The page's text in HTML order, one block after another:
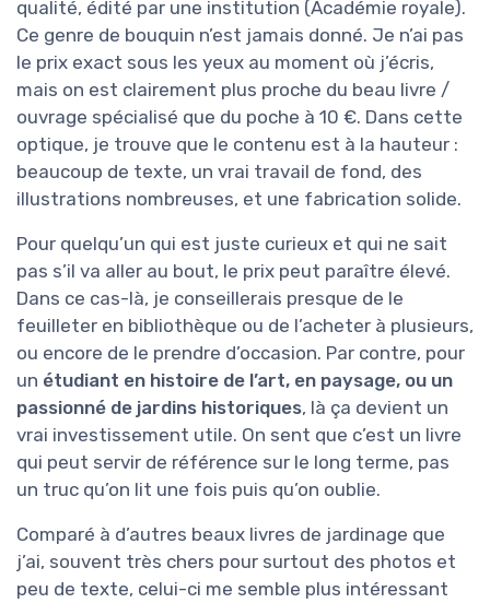
qualité, édité par une institution (Académie royale).
Ce genre de bouquin n’est jamais donné. Je n’ai pas
le prix exact sous les yeux au moment où j’écris,
mais on est clairement plus proche du beau livre /
ouvrage spécialisé que du poche à 10 €. Dans cette
optique, je trouve que le contenu est à la hauteur :
beaucoup de texte, un vrai travail de fond, des
illustrations nombreuses, et une fabrication solide.
Pour quelqu’un qui est juste curieux et qui ne sait
pas s’il va aller au bout, le prix peut paraître élevé.
Dans ce cas-là, je conseillerais presque de le
feuilleter en bibliothèque ou de l’acheter à plusieurs,
ou encore de le prendre d’occasion. Par contre, pour
un étudiant en histoire de l’art, en paysage, ou un
passionné de jardins historiques, là ça devient un
vrai investissement utile. On sent que c’est un livre
qui peut servir de référence sur le long terme, pas
un truc qu’on lit une fois puis qu’on oublie.
Comparé à d’autres beaux livres de jardinage que
j’ai, souvent très chers pour surtout des photos et
peu de texte, celui-ci me semble plus intéressant